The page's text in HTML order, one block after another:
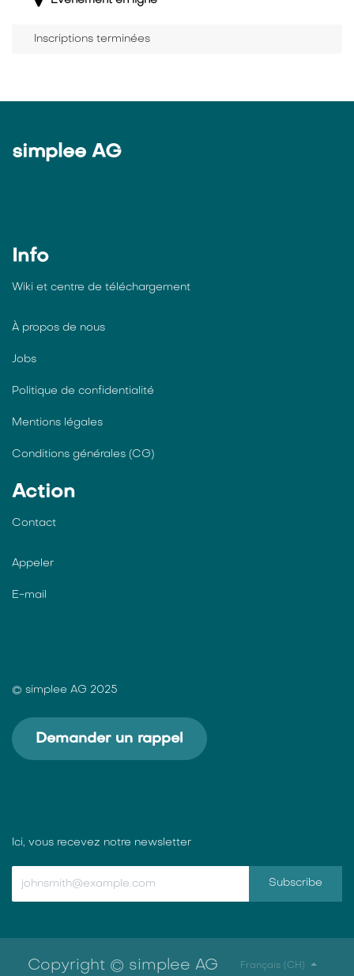
Inscriptions terminées
simplee AG
Info
Wiki et centre de téléchargement
À propos de nous
Jobs
Politique de confidentialité
Mentions légales
Conditions générales (CG)
Action
Contact
Appeler
E-mail
© simplee AG 2025
Demander un rappel
Ici, vous recevez notre newsletter
Subscribe
Copyright © simplee AG Français (CH)